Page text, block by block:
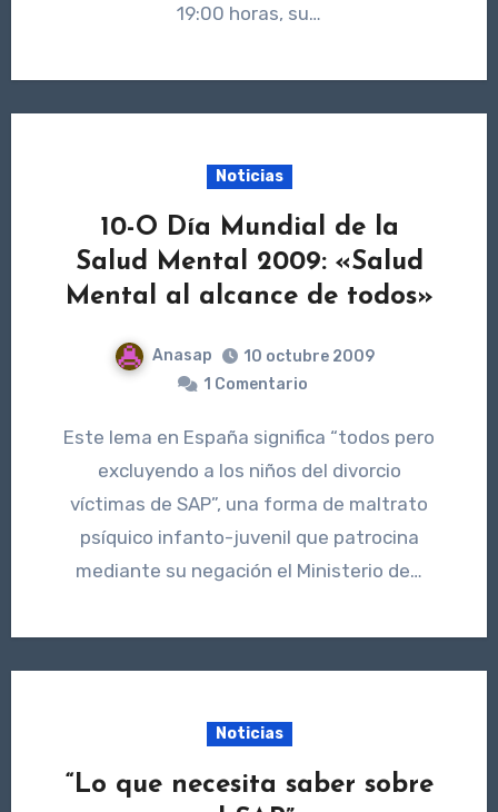
19:00 horas, su…
Noticias
10-O Día Mundial de la
Salud Mental 2009: «Salud
Mental al alcance de todos»
Anasap
10 octubre 2009
1 Comentario
Este lema en España significa “todos pero
excluyendo a los niños del divorcio
víctimas de SAP”, una forma de maltrato
psíquico infanto-juvenil que patrocina
mediante su negación el Ministerio de…
Noticias
“Lo que necesita saber sobre